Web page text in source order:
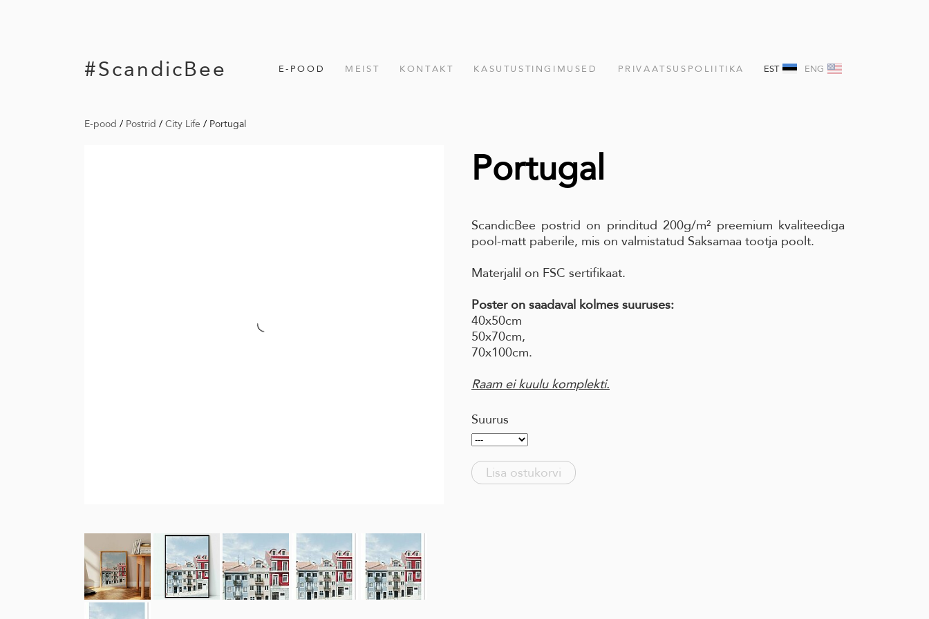
#ScandicBee E-POOD MEIST KONTAKT KASUTUSTINGIMUSED PRIVAATSUSPOLIITIKA EST ENG
E-pood / Postrid / City Life / Portugal
Portugal
ScandicBee postrid on prinditud 200g/m² preemium kvaliteediga
pool-matt paberile, mis on valmistatud Saksamaa tootja poolt.
Materjalil on FSC sertifikaat.
Poster on saadaval kolmes suuruses:
40x50cm
50x70cm,
70x100cm.
Raam ei kuulu komplekti.
Suurus
Lisa ostukorvi